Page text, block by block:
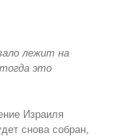
лежит на
это
Израиля
снова собран,